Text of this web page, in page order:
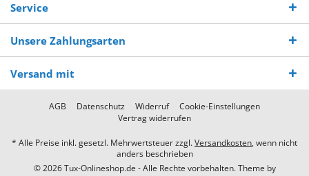
Service
Unsere Zahlungsarten
Versand mit
AGB Datenschutz Widerruf
Cookie-Einstellungen
Vertrag widerrufen
* Alle Preise inkl. gesetzl. Mehrwertsteuer zzgl.Versandkosten, wenn nicht
anders beschrieben
© 2026 Tux-Onlineshop.de - Alle Rechte vorbehalten. Theme by